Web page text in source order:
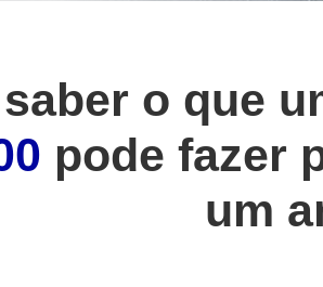
o que
pode fazer
um